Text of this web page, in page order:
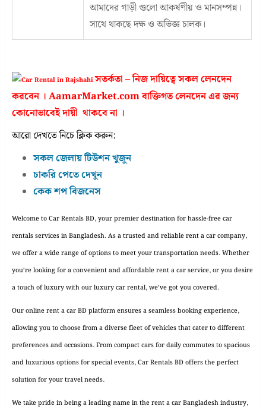
আমাদের গাড়ী গুলো আকর্ষণীয় ও মানসম্পন্ন।
সাথে থাকছে দক্ষ ও অভিজ্ঞ চালক।
সতর্কতা – নিজ দায়িত্বে সকল লেনদেন
করবেন । AamarMarket.com বাক্তিগত লেনদেন এর জন্য
কোনোভাবেই দায়ী থাকবে না ।
আরো দেখতে নিচে ক্লিক করুন:
সকল জেলায় টিউশন খুজুন
চাকরি পেতে দেখুন
কেক শপ বিজনেস
Welcome to Car Rentals BD, your premier destination for hassle-free car
rentals services in Bangladesh. As a trusted and reliable rent a car company,
we offer a wide range of options to meet your transportation needs. Whether
you’re looking for a convenient and affordable rent a car service, or you desire
a touch of luxury with our luxury car rental, we’ve got you covered.
Our online rent a car BD platform ensures a seamless booking experience,
allowing you to choose from a diverse fleet of vehicles that cater to different
preferences and occasions. From compact cars for daily commutes to spacious
and luxurious options for special events, Car Rentals BD offers the perfect
solution for your travel needs.
We take pride in being a leading name in the rent a car Bangladesh industry,